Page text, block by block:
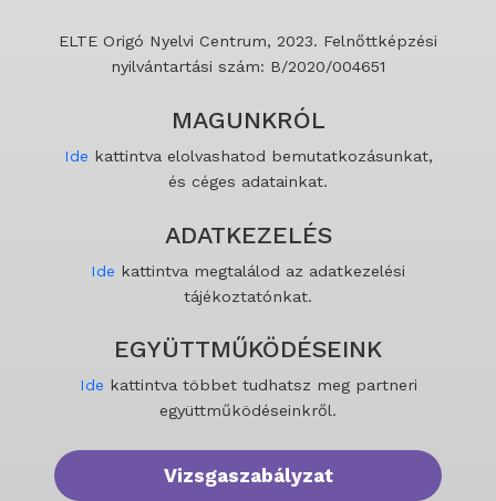
ELTE Origó Nyelvi Centrum, 2023. Felnőttképzési
nyilvántartási szám: B/2020/004651
MAGUNKRÓL
Ide kattintva elolvashatod bemutatkozásunkat,
és céges adatainkat.
ADATKEZELÉS
Ide kattintva megtalálod az adatkezelési
tájékoztatónkat.
EGYÜTTMŰKÖDÉSEINK
Ide kattintva többet tudhatsz meg partneri
együttműködéseinkről.
Vizsgaszabályzat